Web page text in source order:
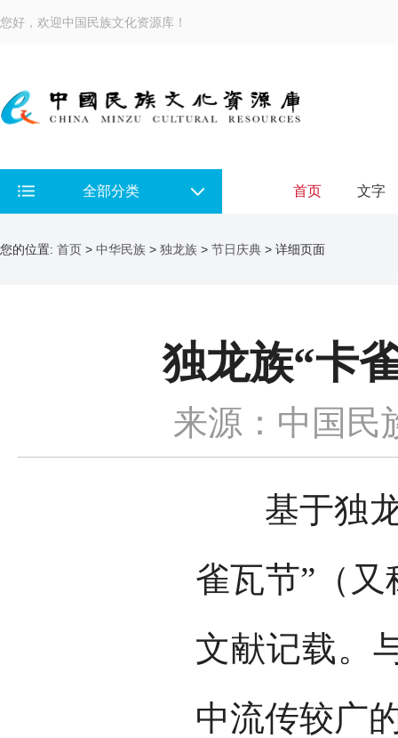
您好，欢迎中国民族文化资源库！
全部分类 首页 文字
您的位置: 首页 > 中华民族 > 独龙族 > 节日庆典 > 详细页面
独龙族“卡
来源：中国民
基于独龙
雀瓦节”（
文献记载。
中流传较广